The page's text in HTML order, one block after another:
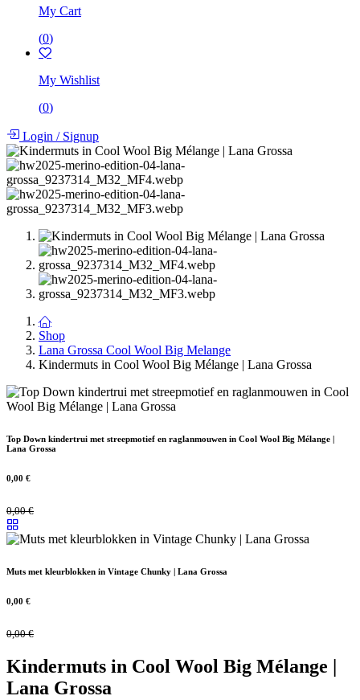
My Cart
(0)
My Wishlist
(0)
Login /Signup
Shop
Lana Grossa Cool Wool Big Melange
Kindermuts in Cool Wool Big Mélange | Lana Grossa
Top Down kindertrui met streepmotief en raglanmouwen in Cool Wool Big Mélange |
Lana Grossa
0,00 €
0,00€
Muts met kleurblokken in Vintage Chunky | Lana Grossa
0,00 €
0,00€
Kindermuts in Cool Wool Big Mélange |
Lana Grossa